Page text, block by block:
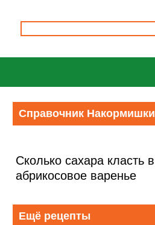
Справочник Накормишки
Сколько сахара класть в
абрикосовое варенье
Ещё рецепты